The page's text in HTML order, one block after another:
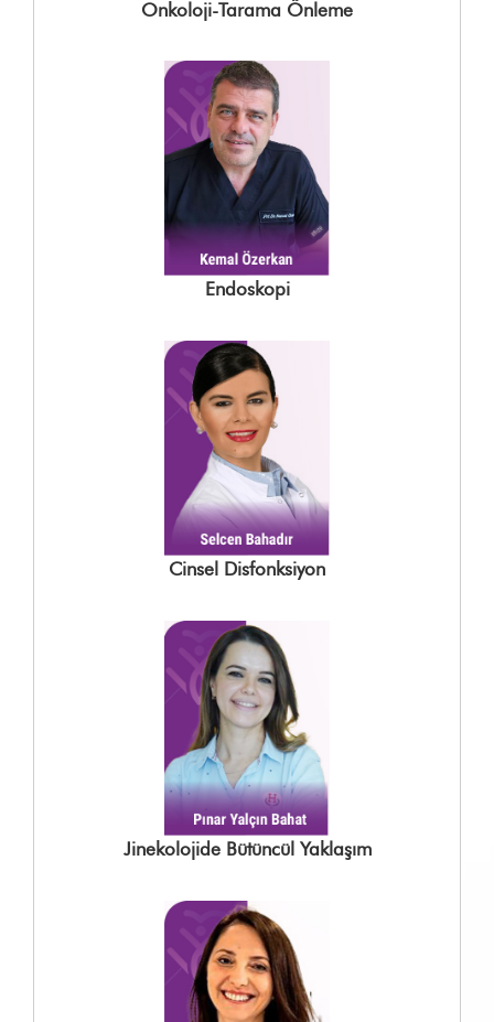
Onkoloji-Tarama Önleme
Endoskopi
Cinsel Disfonksiyon
Jinekolojide Bütüncül Yaklaşım